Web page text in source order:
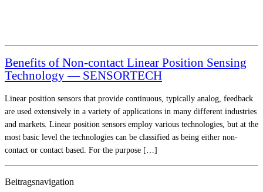
Benefits of Non-contact Linear Position Sensing
Technology — SENSORTECH
Linear position sensors that provide continuous, typically analog, feedback
are used extensively in a variety of applications in many different industries
and markets. Linear position sensors employ various technologies, but at the
most basic level the technologies can be classified as being either non-
contact or contact based. For the purpose […]
Beitragsnavigation